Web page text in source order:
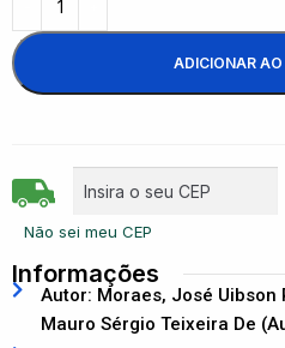
ADICIONAR AO
Não sei meu CEP
Informações
Autor: Moraes, José
Mauro Sérgio Teixeira De